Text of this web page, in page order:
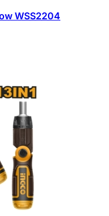
WSS2204